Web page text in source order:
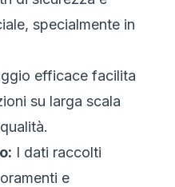
specialmente in
efficace facilita
su larga scala
I dati raccolti
e